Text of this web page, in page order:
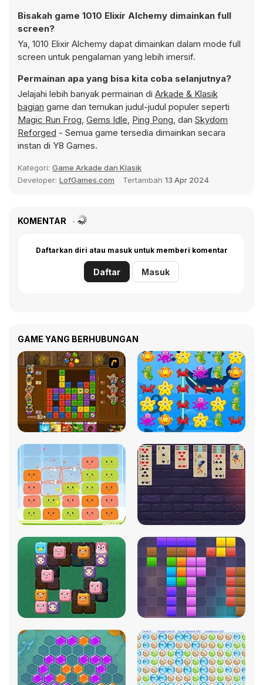
Bisakah game 1010 Elixir Alchemy dimainkan full
screen?
Ya, 1010 Elixir Alchemy dapat dimainkan dalam mode full
screen untuk pengalaman yang lebih imersif.
Permainan apa yang bisa kita coba selanjutnya?
Jelajahi lebih banyak permainan di Arkade & Klasik
bagian game dan temukan judul-judul populer seperti
Magic Run Frog, Gems Idle, Ping Pong, dan Skydom
Reforged - Semua game tersedia dimainkan secara
instan di Y8 Games.
Kategori: Game Arkade dan Klasik
Developer: LofGames.com Tertambah 13 Apr 2024
KOMENTAR
Daftarkan diri atau masuk untuk memberi komentar
Daftar Masuk
GAME YANG BERHUBUNGAN